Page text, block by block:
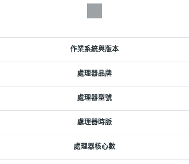
作業系統與版本
處理器品牌
處理器型號
處理器時脈
處理器核心數